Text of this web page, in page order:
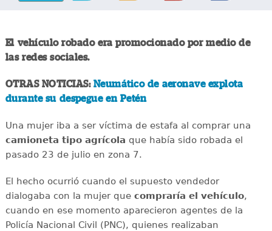
El vehículo robado era promocionado por medio de
las redes sociales.
OTRAS NOTICIAS:Neumático de aeronave explota
durante su despegue en Petén
Una mujer iba a ser víctima de estafa al comprar una
camioneta tipo agrícola que había sido robada el
pasado 23 de julio en zona 7.
El hecho ocurrió cuando el supuesto vendedor
dialogaba con la mujer quecompraría el vehículo,
cuando en ese momento aparecieron agentes de la
Policía Nacional Civil (PNC), quienes realizaban